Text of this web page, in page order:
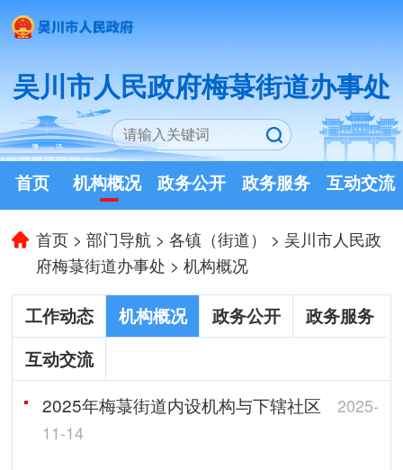
吴川市人民政府梅菉街道办事处
首页 机构概况 政务公开 政务服务 互动交流
首页 >部门导航 >各镇（街道） > 吴川市人民政
府梅菉街道办事处 >机构概况
工作动态 机构概况 政务公开
政务服务
互动交流
2025年梅菉街道内设机构与下辖社区
2025-
11-14